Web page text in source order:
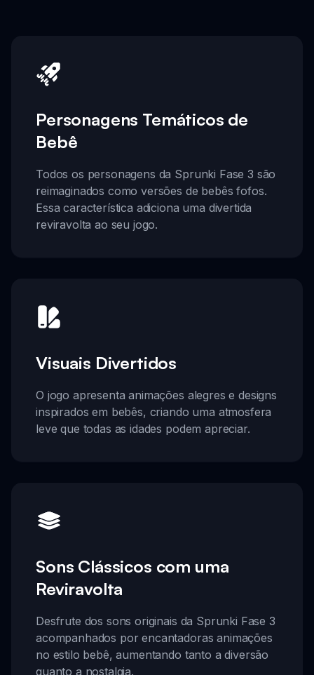
Personagens Temáticos de
Bebê
Todos os personagens da Sprunki Fase 3 são
reimaginados como versões de bebês fofos.
Essa característica adiciona uma divertida
reviravolta ao seu jogo.
Visuais Divertidos
O jogo apresenta animações alegres e designs
inspirados em bebês, criando uma atmosfera
leve que todas as idades podem apreciar.
Sons Clássicos com uma
Reviravolta
Desfrute dos sons originais da Sprunki Fase 3
acompanhados por encantadoras animações
no estilo bebê, aumentando tanto a diversão
quanto a nostalgia.